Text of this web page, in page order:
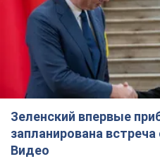
Зеленский впервые
запланирована
Видео